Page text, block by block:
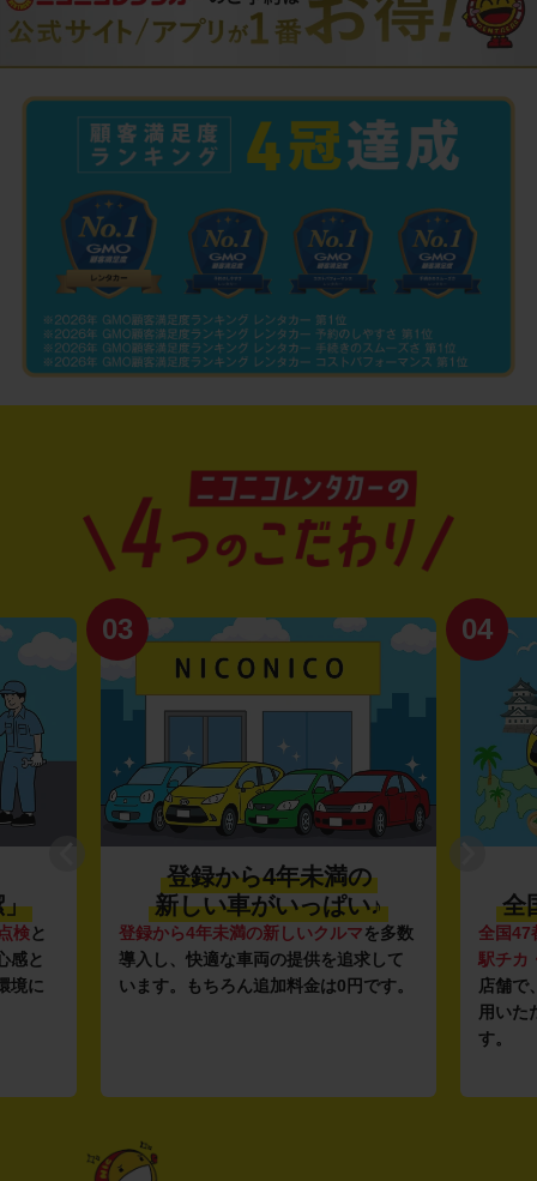
」
検と
感と
境に
03
登録から4年未満の
新しい車がいっぱい♪
登録から4年未満の新しいクルマを多数
導入し、快適な車両の提供を追求して
います。もちろん追加料金は0円です。
04
全
全国47
駅チカ
店舗で
用いた
す。